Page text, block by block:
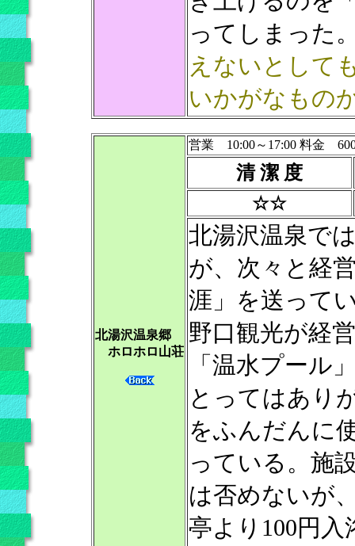
ってしまった
えないとして
いかがなもの
北湯沢温泉郷
ホロホロ山荘
営業 10:00～17:00 料金
清 潔 度
☆☆
北湯沢温泉で
が、次々と経
涯」を送って
野口観光が経
「温水プール
とってはあり
をふんだんに
っている。施
は否めないが
亭より100円